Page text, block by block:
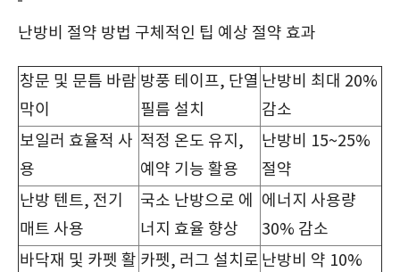
난방비 절약 방법 구체적인 팁 예상 절약 효과
창문 및 문틈 바람
막이
방풍 테이프, 단열
필름 설치
난방비 최대 20%
감소
보일러 효율적 사
용
적정 온도 유지,
예약 기능 활용
난방비 15~25%
절약
난방 텐트, 전기
매트 사용
국소 난방으로 에
너지 효율 향상
에너지 사용량
30% 감소
바닥재 및 카펫 활 카펫, 러그 설치로 난방비 약 10%